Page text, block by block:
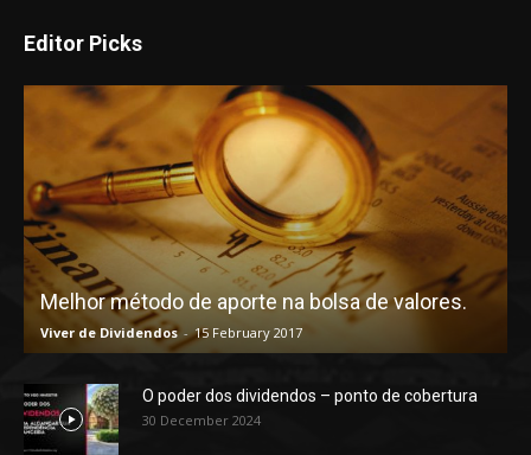
Editor Picks
Melhor método de aporte na bolsa de valores.
Viver de Dividendos - 15 February 2017
O poder dos dividendos – ponto de cobertura
30 December 2024